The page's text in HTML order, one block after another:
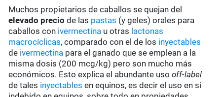
Muchos propietarios de caballos se quejan del
elevado precio de las pastas (y geles) orales para
caballos con ivermectina u otras lactonas
macrocíclicas, comparado con el de los inyectables
de ivermectina para el ganado que se emplean a la
misma dosis (200 mcg/kg) pero son mucho más
económicos. Esto explica el abundante usooff-label
de tales inyectables en equinos, es decir el uso en si